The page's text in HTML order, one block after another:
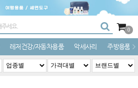
0
레저건강/자동차용품 악세사리 주방용품